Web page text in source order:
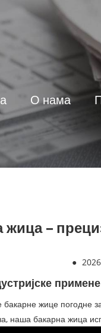
О нама
–
●
примене
бакарне жице
наша бакарна жица